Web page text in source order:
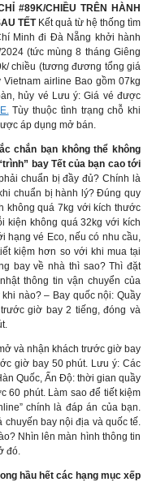
#89K/CHIỀU TRÊN HÀNH
TẾT Kết quả từ hệ thống tìm
Minh đi Đà Nẵng khởi hành
(tức mùng 8 tháng Giêng
chiều (tương đương tổng giá
airline Bao gồm 07kg
hủy vé Lưu ý: Giá vé được
Tùy thuộc tình trạng chỗ khi
áp dụng mở bán.
chắn bạn không thể không
bay Tết của bạn cao tới
chuẩn bị đầy đủ? Chính là
chuẩn bị hành lý? Đúng quy
không quá 7kg với kích thước
kiện không quá 32kg với kích
hạng vé Eco, nếu có nhu cầu,
kiệm hơn so với khi mua tại
bay về nhà thì sao? Thì đặt
thông tin vận chuyển của
nào? – Bay quốc nội: Quầy
giờ bay 2 tiếng, đóng và
và nhận khách trước giờ bay
giờ bay 50 phút. Lưu ý: Các
Quốc, Ấn Độ: thời gian quầy
60 phút. Làm sao để tiết kiệm
chính là đáp án của bạn.
chuyến bay nội địa và quốc tế.
Nhìn lên màn hình thông tin
đó.
hầu hết các hạng mục xếp